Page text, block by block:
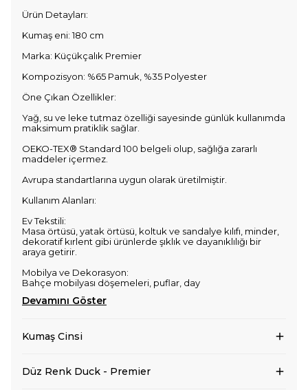
Ürün Detayları:
Kumaş eni: 180 cm
Marka: Küçükçalık Premier
Kompozisyon: %65 Pamuk, %35 Polyester
Öne Çıkan Özellikler:
Yağ, su ve leke tutmaz özelliği sayesinde günlük kullanımda
maksimum pratiklik sağlar.
OEKO-TEX® Standard 100 belgeli olup, sağlığa zararlı
maddeler içermez.
Avrupa standartlarına uygun olarak üretilmiştir.
Kullanım Alanları:
Ev Tekstili:
Masa örtüsü, yatak örtüsü, koltuk ve sandalye kılıfı, minder,
dekoratif kırlent gibi ürünlerde şıklık ve dayanıklılığı bir
araya getirir.
Mobilya ve Dekorasyon:
Bahçe mobilyası döşemeleri, puflar, day
Devamını Göster
Kumaş Cinsi
Düz Renk Duck - Premier